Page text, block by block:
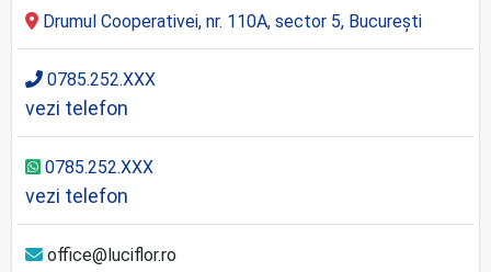
Drumul Cooperativei, nr. 110A, sector 5, București
0785.252.XXX
vezi telefon
0785.252.XXX
vezi telefon
office@luciflor.ro